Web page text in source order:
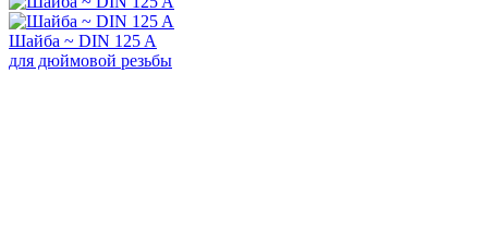
Шайба ~ DIN 125 A
для дюймовой резьбы